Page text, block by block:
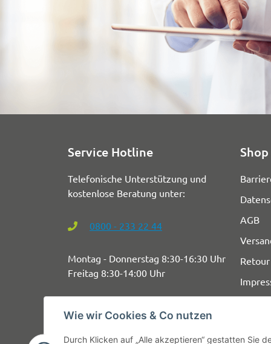
Wie wir Cookies & Co nutzen
Durch Klicken auf „Alle akzeptieren“ gestatten Sie
Service Hotline
Telefonische Unterstützung und
kostenlose Beratung unter:
0800 - 233 22 44
Montag - Donnerstag 8:30-16:30 Uhr
Freitag 8:30-14:00 Uhr
AGB
Retour